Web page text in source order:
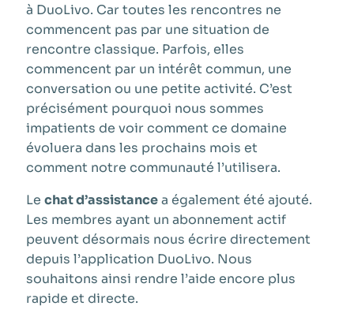
à DuoLivo. Car toutes les rencontres ne
commencent pas par une situation de
rencontre classique. Parfois, elles
commencent par un intérêt commun, une
conversation ou une petite activité. C’est
précisément pourquoi nous sommes
impatients de voir comment ce domaine
évoluera dans les prochains mois et
comment notre communauté l’utilisera.
Le chat d’assistancea également été ajouté.
Les membres ayant un abonnement actif
peuvent désormais nous écrire directement
depuis l’application DuoLivo. Nous
souhaitons ainsi rendre l’aide encore plus
rapide et directe.